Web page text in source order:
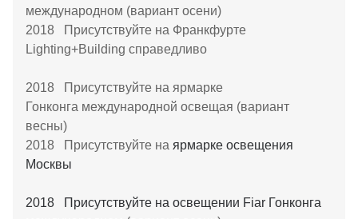
международном (вариант осени)
2018 Присутствуйте на Франкфурте
Lighting+Building справедливо
2018 Присутствуйте на ярмарке
Гонконга международной освещая (вариант
весны)
2018 Присутствуйте на ярмарке освещения
Москвы
2018 Присутствуйте на освещении Fiar Гонконга